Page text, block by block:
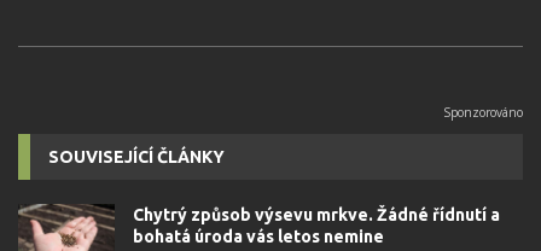
SOUVISEJÍCÍ ČLÁNKY
Chytrý způsob výsevu mrkve. Žádné řídnutí a
bohatá úroda vás letos nemine